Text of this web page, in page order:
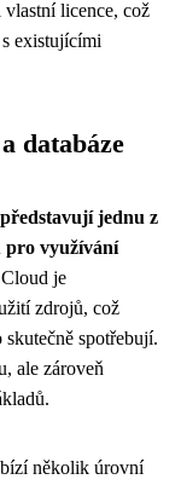
licence, což
existujícími
databáze
jednu z
pro využívání
je
zdrojů, což
skutečně spotřebují.
ale zároveň
několik úrovní